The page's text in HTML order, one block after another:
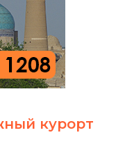
курорт